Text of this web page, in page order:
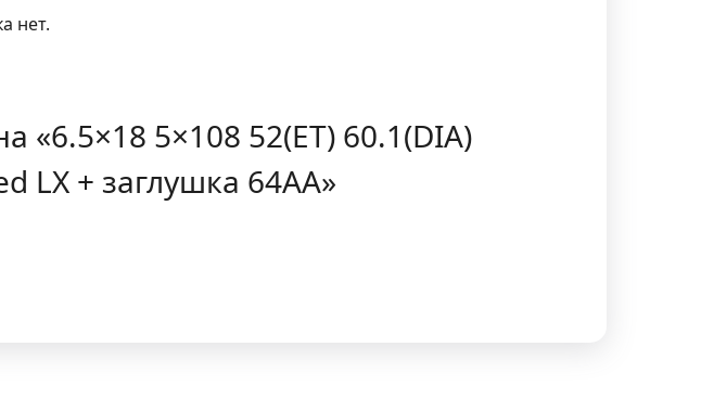
нет.
«6.5×18 5×108 52(ET) 60.1(DIA)
LX + заглушка 64AA»